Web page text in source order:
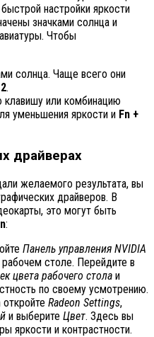
настройки яркости
значками солнца и
Чтобы
солнца. Чаще всего они
.
или комбинацию
уменьшения яркости и Fn +
драйверах
желаемого результата, вы
драйверов. В
это могут быть
:
Панель управления NVIDIA
столе. Перейдите в
цвета рабочего стола и
по своему усмотрению.
Radeon Settings,
и выберите Цвет. Здесь вы
яркости и контрастности.